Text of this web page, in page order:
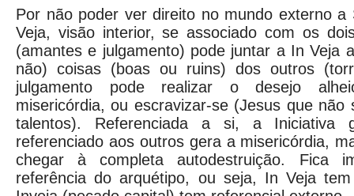
Por não poder ver direito no mundo externo a
Veja, visão interior, se associado com os
(amantes e julgamento) pode juntar a In Veja
não) coisas (boas ou ruins) dos outros
julgamento pode realizar o desejo
misericórdia, ou escravizar-se (Jesus que não
talentos). Referenciada a si, a Iniciativa
referenciado aos outros gera a misericórdia,
chegar à completa autodestruição. Fica
referência do arquétipo, ou seja, In Veja